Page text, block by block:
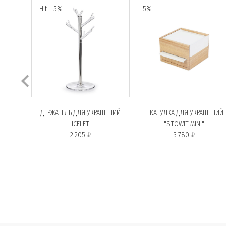
Hit 5% !
ДЕРЖАТЕЛЬ ДЛЯ УКРАШЕНИЙ
"ICELET"
2 205 ₽
5% !
ШКАТУЛКА ДЛЯ УКРАШЕНИЙ
"STOWIT MINI"
3 780 ₽